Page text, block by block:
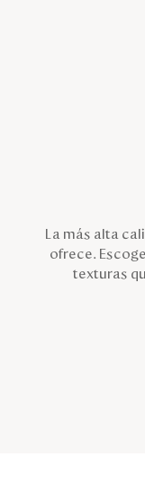
La más alta
ofrece.
texturas